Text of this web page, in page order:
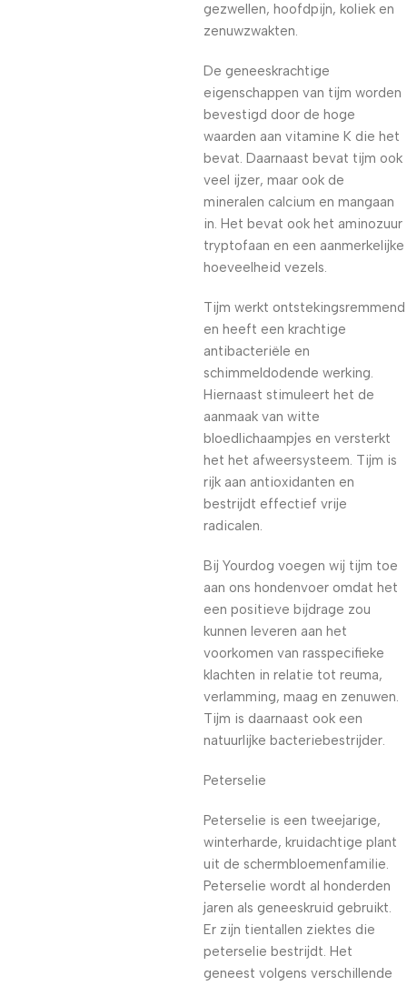
gezwellen, hoofdpijn, koliek en
zenuwzwakten.
De geneeskrachtige
eigenschappen van tijm worden
bevestigd door de hoge
waarden aan vitamine K die het
bevat. Daarnaast bevat tijm ook
veel ijzer, maar ook de
mineralen calcium en mangaan
in. Het bevat ook het aminozuur
tryptofaan en een aanmerkelijke
hoeveelheid vezels.
Tijm werkt ontstekingsremmend
en heeft een krachtige
antibacteriële en
schimmeldodende werking.
Hiernaast stimuleert het de
aanmaak van witte
bloedlichaampjes en versterkt
het het afweersysteem. Tijm is
rijk aan antioxidanten en
bestrijdt effectief vrije
radicalen.
Bij Yourdog voegen wij tijm toe
aan ons hondenvoer omdat het
een positieve bijdrage zou
kunnen leveren aan het
voorkomen van rasspecifieke
klachten in relatie tot reuma,
verlamming, maag en zenuwen.
Tijm is daarnaast ook een
natuurlijke bacteriebestrijder.
Peterselie
Peterselie is een tweejarige,
winterharde, kruidachtige plant
uit de schermbloemenfamilie.
Peterselie wordt al honderden
jaren als geneeskruid gebruikt.
Er zijn tientallen ziektes die
peterselie bestrijdt. Het
geneest volgens verschillende